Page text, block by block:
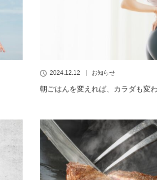
2024.12.12 お知らせ
朝ごはんを変えれば、カラダも変